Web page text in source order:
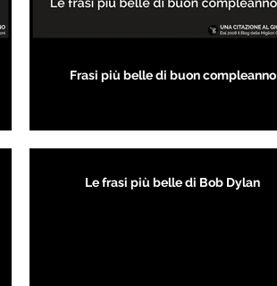
Frasi più belle di buon compleanno
Le frasi più belle di Bob Dylan